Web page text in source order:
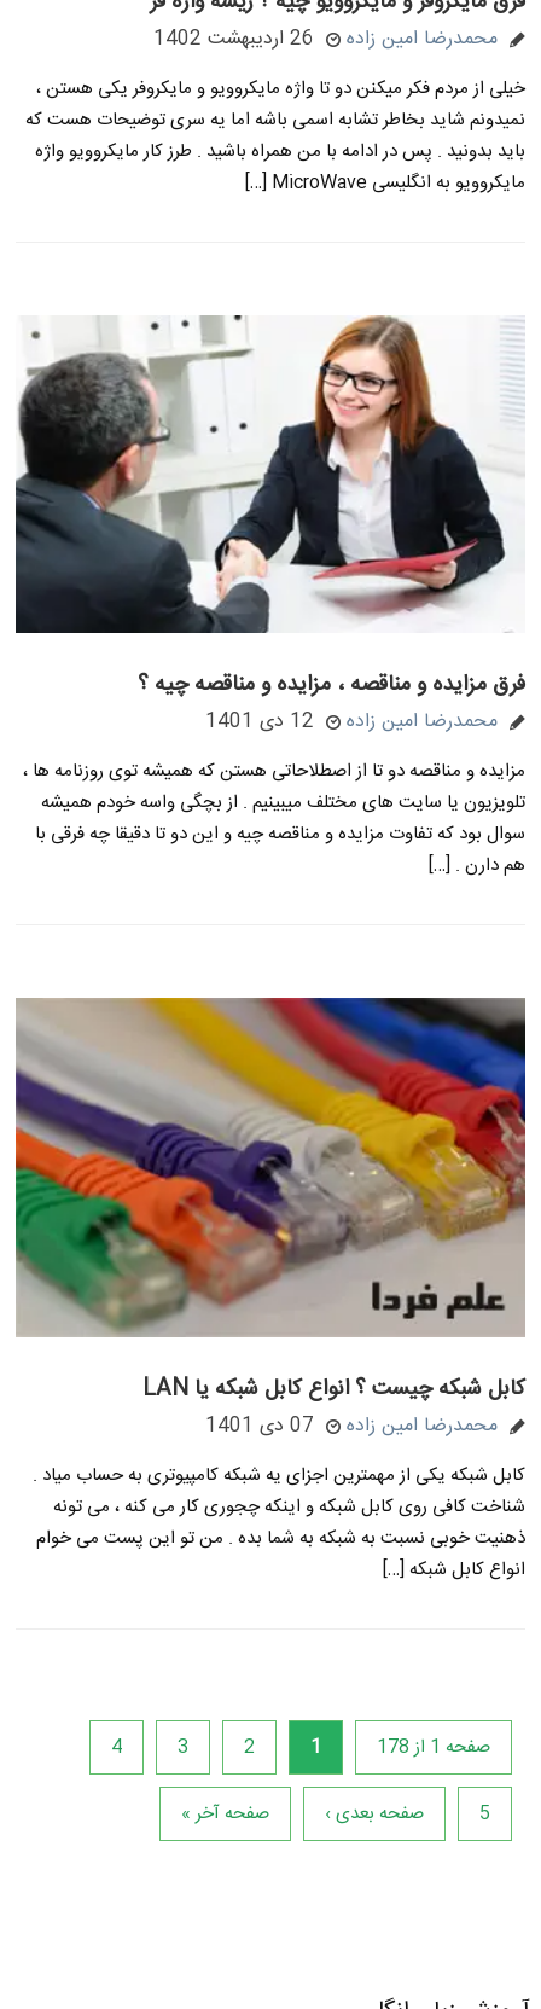
محمدرضا امین زاده 26 اردیبهشت 1402
خیلی از مردم فکر میکنن دو تا واژه مایکروویو و مایکروفر یکی هستن ،
نمیدونم شاید بخاطر تشابه اسمی باشه اما یه سری توضیحات هست که
باید بدونید . پس در ادامه با من همراه باشید . طرز کار مایکروویو واژه
مایکروویو به انگلیسی MicroWave […]
فرق مزایده و مناقصه ، مزایده و مناقصه چیه ؟
محمدرضا امین زاده 12 دی 1401
مزایده و مناقصه دو تا از اصطلاحاتی هستن که همیشه توی روزنامه ها ،
تلویزیون یا سایت های مختلف میبینیم . از بچگی واسه خودم همیشه
سوال بود که تفاوت مزایده و مناقصه چیه و این دو تا دقیقا چه فرقی با
هم دارن . […]
کابل شبکه چیست ؟ انواع کابل شبکه یا LAN
محمدرضا امین زاده 07 دی 1401
کابل شبکه یکی از مهمترین اجزای یه شبکه کامپیوتری به حساب میاد .
شناخت کافی روی کابل شبکه و اینکه چجوری کار می کنه ، می تونه
ذهنیت خوبی نسبت به شبکه به شما بده . من تو این پست می خوام
انواع کابل شبکه […]
صفحه 1 از 178 1
2
3
4
5 صفحه بعدی › صفحه آخر »